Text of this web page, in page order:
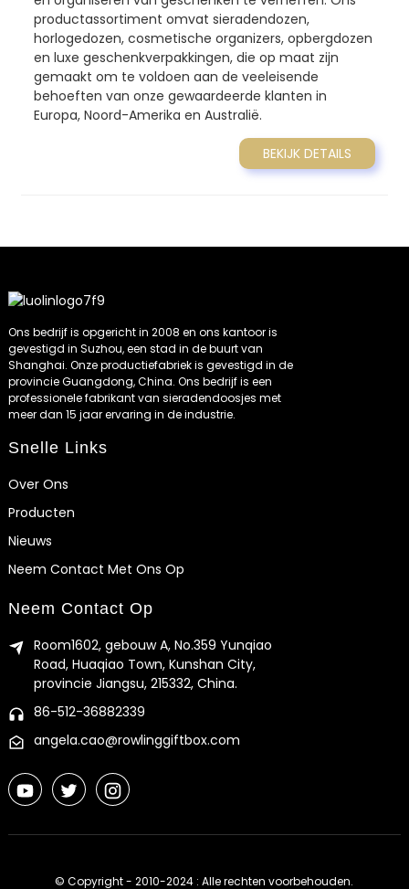
productassortiment omvat sieradendozen,
horlogedozen, cosmetische organizers, opbergdozen
en luxe geschenkverpakkingen, die op maat zijn
gemaakt om te voldoen aan de veeleisende
behoeften van onze gewaardeerde klanten in
Europa, Noord-Amerika en Australië.
BEKIJK DETAILS
Ons bedrijf is opgericht in 2008 en ons kantoor is
gevestigd in Suzhou, een stad in de buurt van
Shanghai. Onze productiefabriek is gevestigd in de
provincie Guangdong, China. Ons bedrijf is een
professionele fabrikant van sieradendoosjes met
meer dan 15 jaar ervaring in de industrie.
Snelle Links
Over Ons
Producten
Nieuws
Neem Contact Met Ons Op
Neem Contact Op
Room1602, gebouw A, No.359 Yunqiao
Road, Huaqiao Town, Kunshan City,
provincie Jiangsu, 215332, China.
86-512-36882339
angela.cao@rowlinggiftbox.com
© Copyright - 2010-2024 : Alle rechten voorbehouden.